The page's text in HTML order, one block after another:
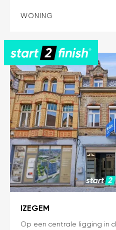
WONING
Handelshuis
IZEGEM
Op een centrale ligging in